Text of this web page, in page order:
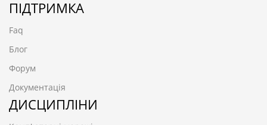
ПІДТРИМКА
Faq
Блог
Форум
Документація
ДИСЦИПЛІНИ